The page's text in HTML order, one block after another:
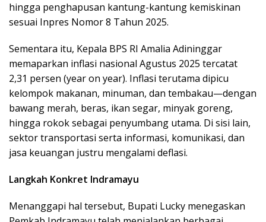
hingga penghapusan kantung-kantung kemiskinan
sesuai Inpres Nomor 8 Tahun 2025.
Sementara itu, Kepala BPS RI Amalia Adininggar
memaparkan inflasi nasional Agustus 2025 tercatat
2,31 persen (year on year). Inflasi terutama dipicu
kelompok makanan, minuman, dan tembakau—dengan
bawang merah, beras, ikan segar, minyak goreng,
hingga rokok sebagai penyumbang utama. Di sisi lain,
sektor transportasi serta informasi, komunikasi, dan
jasa keuangan justru mengalami deflasi.
Langkah Konkret Indramayu
Menanggapi hal tersebut, Bupati Lucky menegaskan